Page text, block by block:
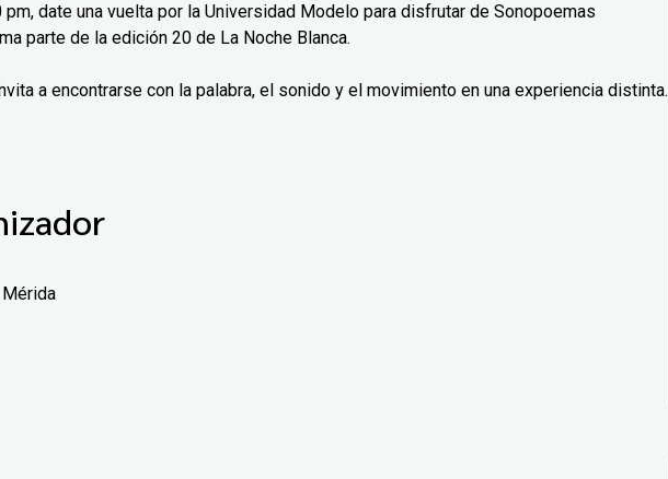
date una vuelta por la Universidad Modelo para disfrutar de Sonopoemas
parte de la edición 20 de La Noche Blanca.
a encontrarse con la palabra, el sonido y el movimiento en una experiencia distinta.